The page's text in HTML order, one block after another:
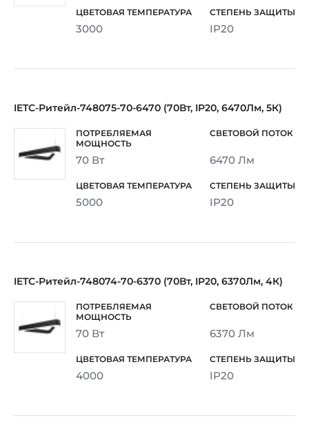
3000 IP20
IETC-Ритейл-748075-70-6470 (70Вт, IP20, 6470Лм, 5К)
70 Вт 6470 Лм
5000 IP20
IETC-Ритейл-748074-70-6370 (70Вт, IP20, 6370Лм, 4К)
70 Вт 6370 Лм
4000 IP20